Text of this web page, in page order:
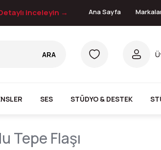
inceleyin → Ana Sayfa
ARA
SES STÜDYO & DESTEK
Tepe Flaşı